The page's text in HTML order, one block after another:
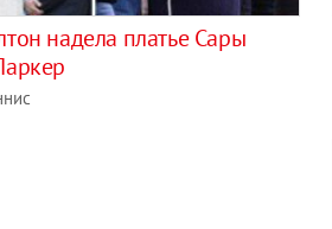
надела платье Сары